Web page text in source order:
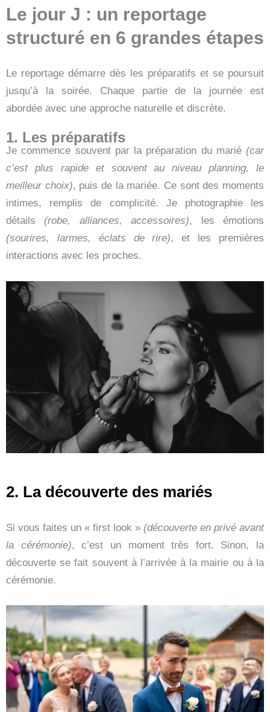
Le jour J : un reportage
structuré en 6 grandes étapes
Le reportage démarre dès les préparatifs et se poursuit
jusqu’à la soirée. Chaque partie de la journée est
abordée avec une approche naturelle et discrète.
1. Les préparatifs
Je commence souvent par la préparation du marié (car
c’est plus rapide et souvent au niveau planning, le
meilleur choix), puis de la mariée. Ce sont des moments
intimes, remplis de complicité. Je photographie les
détails (robe, alliances, accessoires), les émotions
(sourires, larmes, éclats de rire), et les premières
interactions avec les proches.
2. La découverte des mariés
Si vous faites un « first look » (découverte en privé avant
la cérémonie), c’est un moment très fort. Sinon, la
découverte se fait souvent à l’arrivée à la mairie ou à la
cérémonie.